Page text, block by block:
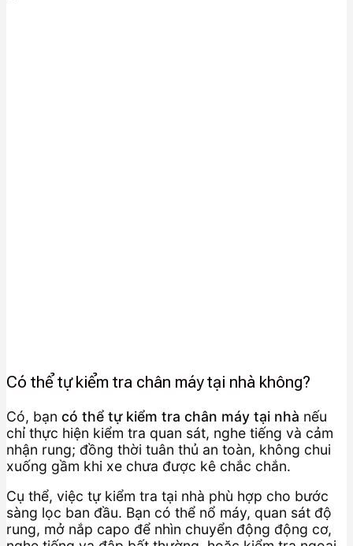
Có thể tự kiểm tra chân máy tại nhà không?
Có, bạn có thể tự kiểm tra chân máy tại nhà nếu
chỉ thực hiện kiểm tra quan sát, nghe tiếng và cảm
nhận rung; đồng thời tuân thủ an toàn, không chui
xuống gầm khi xe chưa được kê chắc chắn.
Cụ thể, việc tự kiểm tra tại nhà phù hợp cho bước
sàng lọc ban đầu. Bạn có thể nổ máy, quan sát độ
rung, mở nắp capo để nhìn chuyển động động cơ,